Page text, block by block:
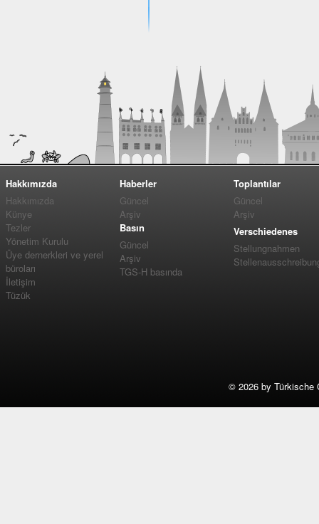
Hakkımızda
Hakkımızda
Künye
Tezler
Yönetim Kurulu
Üye dernerkleri ve yerel
büroları
İletişim
Tüzük
Haberler
Güncel
Arşiv
Basın
Güncel
Arşiv
TGS-H basında
Toplantılar
Güncel
Arşiv
Verschiedenes
Stellungnahmen
© 2026 by Türkische